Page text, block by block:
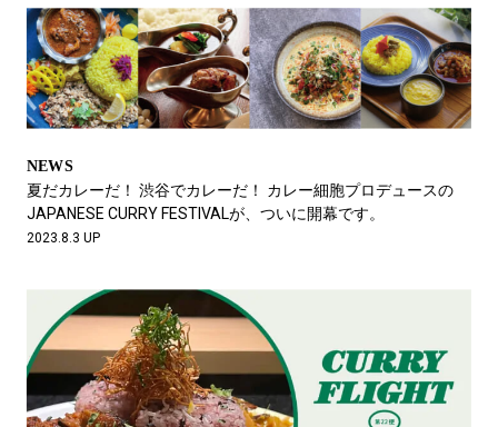
NEWS
夏だカレーだ！ 渋谷でカレーだ！ カレー細胞プロデュースの
JAPANESE CURRY FESTIVALが、ついに開幕です。
2023.8.3 UP